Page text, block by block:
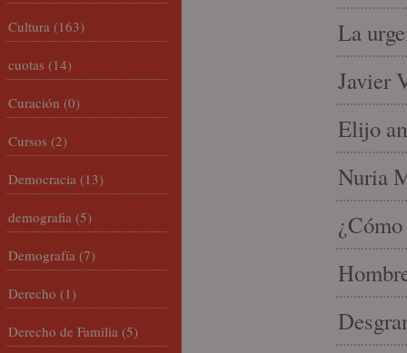
La
Javier
Elijo
Nuria
Cultura (163)
cuotas (14)
Curación (0)
Cursos (2)
Democracia (13)
demografia (5)
Demografía (7)
Derecho (1)
Derecho de Familia (5)